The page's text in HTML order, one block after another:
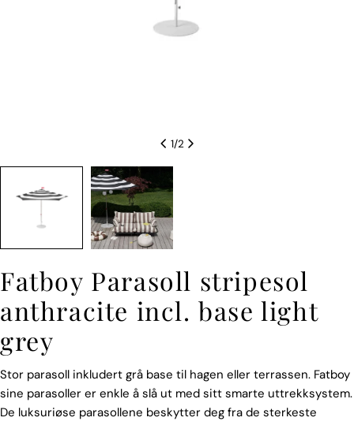
1/2
Fatboy Parasoll stripesol
anthracite incl. base light
grey
Stor parasoll inkludert grå base til hagen eller terrassen. Fatboy
sine parasoller er enkle å slå ut med sitt smarte uttrekksystem.
De luksuriøse parasollene beskytter deg fra de sterkeste